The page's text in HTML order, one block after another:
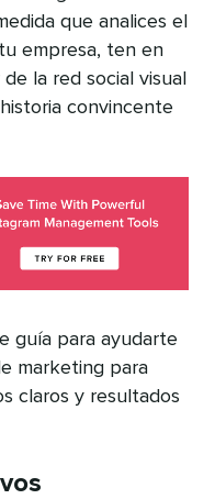
que analices el
empresa, ten en
la red social visual
convincente
guía para ayudarte
marketing para
claros y resultados